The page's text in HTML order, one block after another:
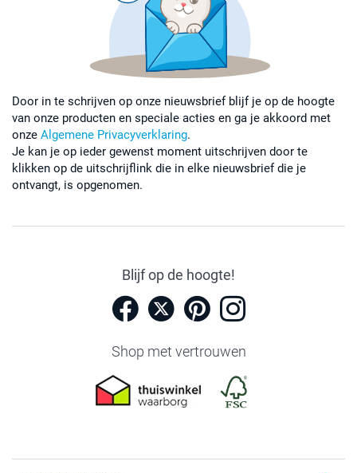
Door in te schrijven op onze nieuwsbrief blijf je op de hoogte
van onze producten en speciale acties en ga je akkoord met
onze Algemene Privacyverklaring.
Je kan je op ieder gewenst moment uitschrijven door te
klikken op de uitschrijflink die in elke nieuwsbrief die je
ontvangt, is opgenomen.
Blijf op de hoogte!
Shop met vertrouwen